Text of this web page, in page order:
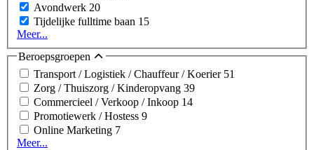
Avondwerk 20
Tijdelijke fulltime baan 15
Meer...
Beroepsgroepen
Transport / Logistiek / Chauffeur / Koerier 51
Zorg / Thuiszorg / Kinderopvang 39
Commercieel / Verkoop / Inkoop 14
Promotiewerk / Hostess 9
Online Marketing 7
Meer...